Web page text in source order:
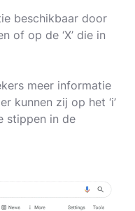
beschikbaar door
of op de ‘X’ die in
meer informatie
kunnen zij op het ‘i’
stippen in de